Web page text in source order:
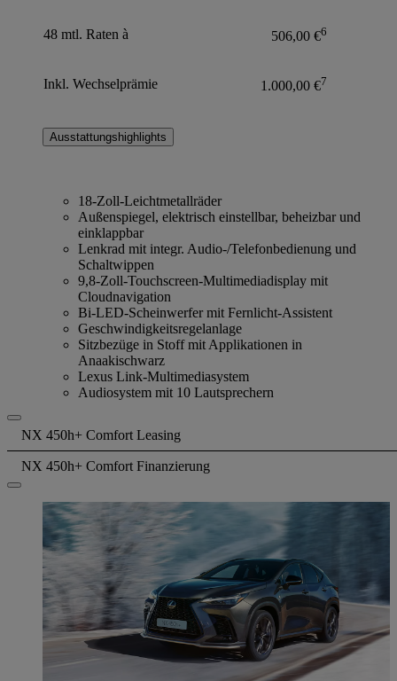
48 mtl. Raten à 506,00 €6
Inkl. Wechselprämie 1.000,00 €7
Ausstattungshighlights
18-Zoll-Leichtmetallräder
Außenspiegel, elektrisch einstellbar, beheizbar und
einklappbar
Lenkrad mit integr. Audio-/Telefonbedienung und
Schaltwippen
9,8-Zoll-Touchscreen-Multimediadisplay mit
Cloudnavigation
Bi-LED-Scheinwerfer mit Fernlicht-Assistent
Geschwindigkeitsregelanlage
Sitzbezüge in Stoff mit Applikationen in
Anaakischwarz
Lexus Link-Multimediasystem
Audiosystem mit 10 Lautsprechern
NX 450h+ Comfort Leasing
NX 450h+ Comfort Finanzierung